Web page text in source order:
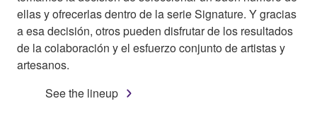
ellas y ofrecerlas dentro de la serie Signature. Y gracias
a esa decisión, otros pueden disfrutar de los resultados
de la colaboración y el esfuerzo conjunto de artistas y
artesanos.
See the lineup